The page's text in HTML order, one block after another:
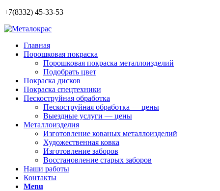
+7(8332) 45-33-53
Главная
Порошковая покраска
Порошковая покраска металлоизделий
Подобрать цвет
Покраска дисков
Покраска спецтехники
Пескоструйная обработка
Пескоструйная обработка — цены
Выездные услуги — цены
Металлоизделия
Изготовление кованых металлоизделий
Художественная ковка
Изготовление заборов
Восстановление старых заборов
Наши работы
Контакты
Menu